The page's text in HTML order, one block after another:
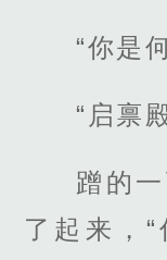
“你是
“启禀
蹭的
了起来，